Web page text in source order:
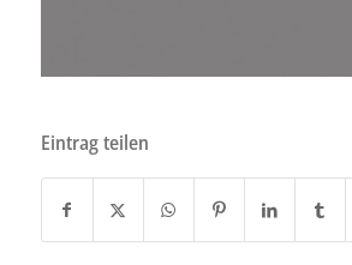
Eintrag teilen